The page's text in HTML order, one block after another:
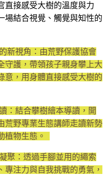
直接感受大樹的溫度與力
場結合視覺、觸覺與知性的
新視角：由荒野保護協會
守護，帶領孩子親身攀上大
意，用身體直接感受大樹的
：結合攀樹繪本導讀，開
荒野專業生態講師走讀新勢
植物生態。
聚：透過手腳並用的繩索
注力與自我挑戰的勇氣，